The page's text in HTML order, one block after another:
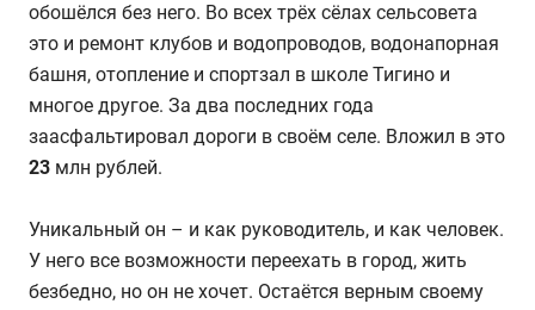
обошёлся без него. Во всех трёх сёлах сельсовета
это и ремонт клубов и водопроводов, водонапорная
башня, отопление и спортзал в школе Тигино и
многое другое. За два последних года
заасфальтировал дороги в своём селе. Вложил в это
23 млн рублей.
Уникальный он – и как руководитель, и как человек.
У него все возможности переехать в город, жить
безбедно, но он не хочет. Остаётся верным своему